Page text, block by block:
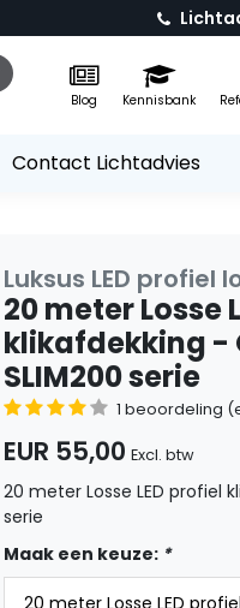
Blog Kennisbank
Contact Lichtadvies
Luksus LED profiel
20 meter Losse
klikafdekking -
SLIM200 serie
1 beoordeling
EUR 55,00 Excl. btw
20 meter Losse LED profiel
serie
Maak een keuze: *